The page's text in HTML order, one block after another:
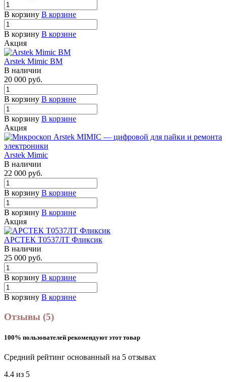
В корзину В корзине
В корзину В корзине
Акция
Arstek Mimic BM
В наличии
20 000 руб.
В корзину В корзине
В корзину В корзине
Акция
Arstek Mimic
В наличии
22 000 руб.
В корзину В корзине
В корзину В корзине
Акция
АРСТЕК Т0537ЛТ Фликсик
В наличии
25 000 руб.
В корзину В корзине
В корзину В корзине
Отзывы (5)
100% пользователей рекомендуют этот товар
Средний рейтинг основанный на 5 отзывах
4.4 из 5